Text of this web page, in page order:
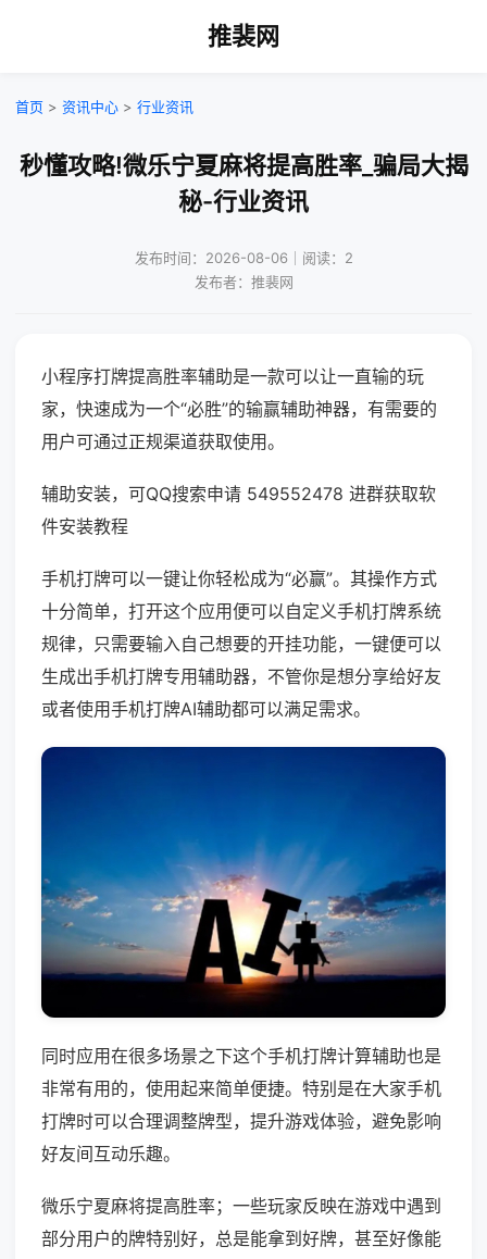
推裴网
首页 > 资讯中心 > 行业资讯
秒懂攻略!微乐宁夏麻将提高胜率_骗局大揭
秘-行业资讯
发布时间：2026-08-06｜阅读：2
发布者：推裴网
小程序打牌提高胜率辅助是一款可以让一直输的玩
家，快速成为一个“必胜”的输赢辅助神器，有需要的
用户可通过正规渠道获取使用。
辅助安装，可QQ搜索申请 549552478 进群获取软
件安装教程
手机打牌可以一键让你轻松成为“必赢”。其操作方式
十分简单，打开这个应用便可以自定义手机打牌系统
规律，只需要输入自己想要的开挂功能，一键便可以
生成出手机打牌专用辅助器，不管你是想分享给好友
或者使用手机打牌AI辅助都可以满足需求。
同时应用在很多场景之下这个手机打牌计算辅助也是
非常有用的，使用起来简单便捷。特别是在大家手机
打牌时可以合理调整牌型，提升游戏体验，避免影响
好友间互动乐趣。
微乐宁夏麻将提高胜率；一些玩家反映在游戏中遇到
部分用户的牌特别好，总是能拿到好牌，甚至好像能